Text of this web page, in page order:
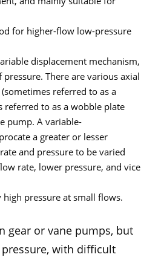
for higher-flow low-pressure
displacement mechanism,
There are various axial
referred to as a
referred to as a wobble plate
pump. A variable-
a greater or lesser
and pressure to be varied
rate, lower pressure, and vice
pressure at small flows.
gear or vane pumps, but
with difficult